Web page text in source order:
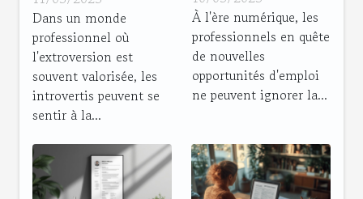
comment bâtir
des connexions
professionnelles
solides
Dans un monde
professionnel où
l'extroversion est
souvent valorisée, les
introvertis peuvent se
sentir à la...
les
professionnels
en quête
d'opportunités
d'emploi
À l'ère numérique, les
professionnels en quête
de nouvelles
opportunités d'emploi
ne peuvent ignorer la...